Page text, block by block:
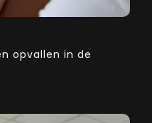
opvallen in de